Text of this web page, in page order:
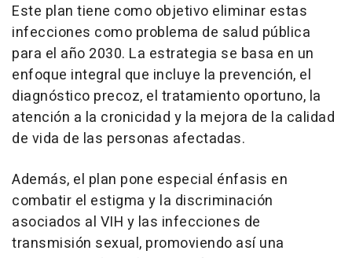
Este plan tiene como objetivo eliminar estas
infecciones como problema de salud pública
para el año 2030. La estrategia se basa en un
enfoque integral que incluye la prevención, el
diagnóstico precoz, el tratamiento oportuno, la
atención a la cronicidad y la mejora de la calidad
de vida de las personas afectadas.
Además, el plan pone especial énfasis en
combatir el estigma y la discriminación
asociados al VIH y las infecciones de
transmisión sexual, promoviendo así una